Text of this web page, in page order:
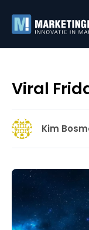
Viral
Kim